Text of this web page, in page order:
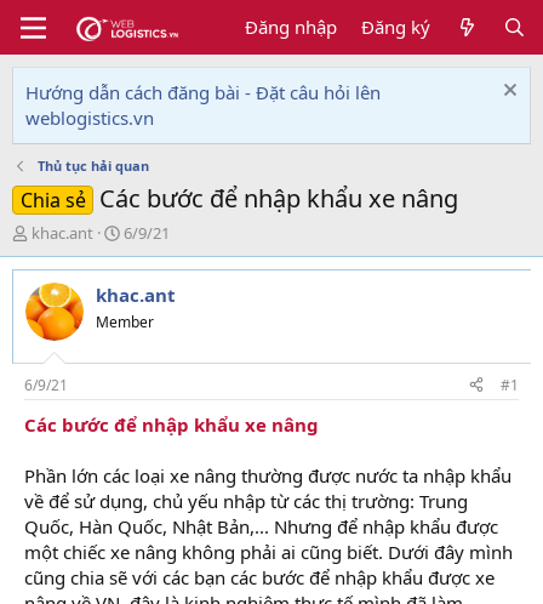
Đăng nhập Đăng ký
Hướng dẫn cách đăng bài - Đặt câu hỏi lên
weblogistics.vn
Thủ tục hải quan
Chia sẻ Các bước để nhập khẩu xe nâng
T
h
r
e
a
d
s
t
a
r
e
r
khac.ant
N
g
à
y
g
i
6/9/21
khac.ant
Member
6/9/21 #1
Các bước để nhập khẩu xe nâng
Phần lớn các loại xe nâng thường được nước ta nhập khẩu
về để sử dụng, chủ yếu nhập từ các thị trường: Trung
Quốc, Hàn Quốc, Nhật Bản,... Nhưng để nhập khẩu được
một chiếc xe nâng không phải ai cũng biết. Dưới đây mình
cũng chia sẽ với các bạn các bước để nhập khẩu được xe